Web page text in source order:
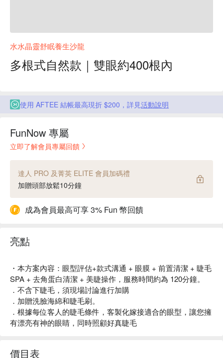
水水晶靈舒眠養生沙龍
多根式自然款｜雙眼約400根內
使用 AFTEE 結帳最高現折 $200，詳見活動說明
FunNow 專屬
立即了解會員專屬回饋
達人 PRO 及菁英 ELITE 會員加碼禮
加贈頭部放鬆10分鐘
成為會員最高可享 3% Fun 幣回饋
亮點
・本方案內容：眼型評估+款式溝通 + 眼膜 + 前置清潔 + 睫毛
SPA + 去角蛋白清潔 + 美睫操作，服務時間約為 120分鐘。
．不含下睫毛，須現場討論進行加購
．加贈洗臉海綿和睫毛刷。
．根據每位客人的睫毛條件，客製化嫁接適合的眼型，讓您擁
有漂亮有神的眼睛，同時照顧好真睫毛
價目表